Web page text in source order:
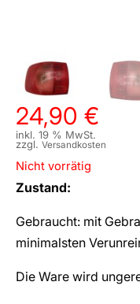
24,90 €
inkl. 19 % MwSt.
zzgl. Versandkosten
Nicht vorrätig
Zustand:
Gebraucht: mit
minimalsten
Die Ware wird